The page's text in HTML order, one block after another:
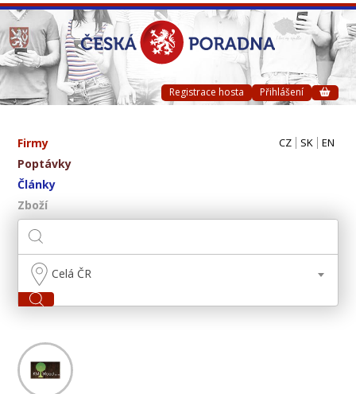
Registrace hosta Přihlášení
Firmy
Poptávky
Články
Zboží
CZ SK EN
Celá ČR